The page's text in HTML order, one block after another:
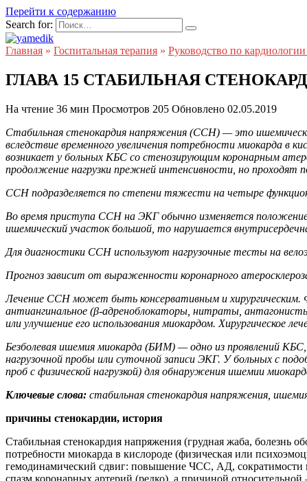
Перейти к содержанию
Search for:
Главная » Госпитальная терапия » Руководство по
ГЛАВА 15 СТАБИЛЬНАЯ
На чтение 36 мин Просмотров 205 Обновлено 02.05.2019
Стабильная стенокардия напряжения (ССН) — это
вследствие временного увеличения потребности миокарда в
возникает у больных КБС со стенозирующим коронарным
продолжение нагрузки прежней интенсивности, но проходят
ССН подразделяется по степени тяжести на четыре
Во время приступа ССН на ЭКГ обычно изменяется
ишемический участок большой, то нарушается
Для диагностики ССН используют нагрузочные тесты на
Прогноз зависит от выраженности коронарного
Лечение ССН может быть консервативным и хирургическим.
антиангинальное (β-адреноблокаторы, нитраты,
или улучшение его использования миокардом. Хирургическое
Безболевая ишемия миокарда (БИМ) — одно из проявлений
нагрузочной пробы или суточной записи ЭКГ. У больных с
проб с физической нагрузкой) для обнаружения ишемии
Ключевые слова: стабильная стенокардия напряжения,
причины стенокардии, история
Стабильная стенокардия напряжения (грудная жаба, болезнь
потребности миокарда в кислороде (физическая или
гемодинамический сдвиг: повышение ЧСС, АД, сократимости
спазм коронарных артерий (редко), а причиной относительной